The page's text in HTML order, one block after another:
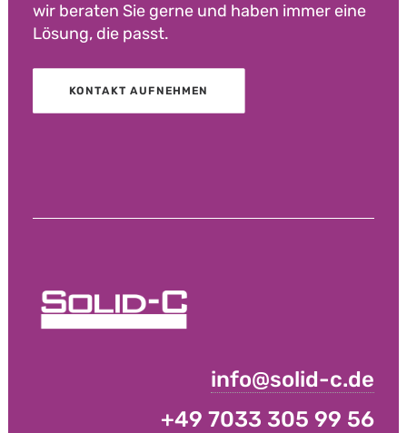
wir beraten Sie gerne und haben immer eine
Lösung, die passt.
KONTAKT AUFNEHMEN
info@solid-c.de
+49 7033 305 99 56